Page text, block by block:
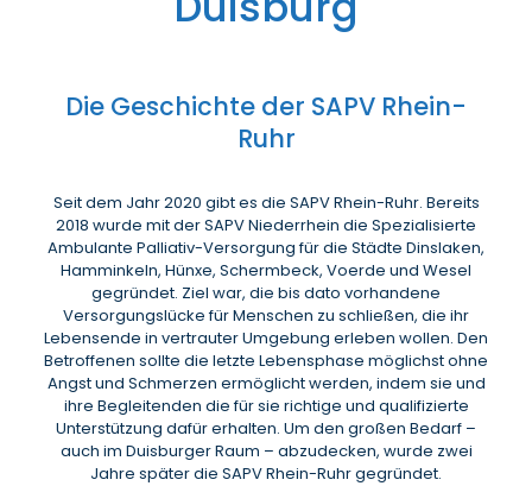
Die Geschichte der SAPV Rhein-
Ruhr
Seit dem Jahr 2020 gibt es die SAPV Rhein-Ruhr. Bereits
2018 wurde mit der SAPV Niederrhein die Spezialisierte
Ambulante Palliativ-Versorgung für die Städte Dinslaken,
Hamminkeln, Hünxe, Schermbeck, Voerde und Wesel
gegründet. Ziel war, die bis dato vorhandene
Versorgungslücke für Menschen zu schließen, die ihr
Lebensende in vertrauter Umgebung erleben wollen. Den
Betroffenen sollte die letzte Lebensphase möglichst ohne
Angst und Schmerzen ermöglicht werden, indem sie und
ihre Begleitenden die für sie richtige und qualifizierte
Unterstützung dafür erhalten. Um den großen Bedarf –
auch im Duisburger Raum – abzudecken, wurde zwei
Jahre später die SAPV Rhein-Ruhr gegründet.